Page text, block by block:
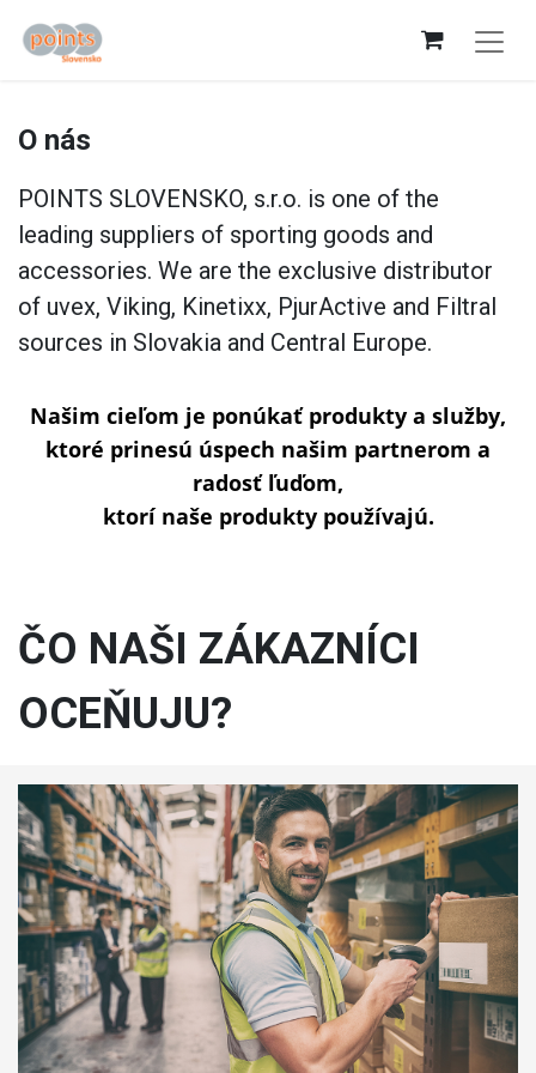
O nás
POINTS SLOVENSKO, s.r.o. is one of the
leading suppliers of sporting goods and
accessories. We are the exclusive distributor
of uvex, Viking, Kinetixx, PjurActive and Filtral
sources in Slovakia and Central Europe.
Našim cieľom je ponúkať produkty a služby,
ktoré prinesú úspech našim partnerom a
radosť ľuďom,
ktorí naše produkty používajú.
ČO NAŠI ZÁKAZNÍCI
OCEŇUJU?